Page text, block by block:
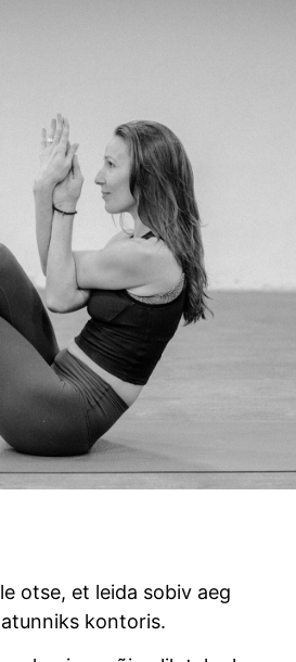
otse, et leida sobiv aeg
kontoris.